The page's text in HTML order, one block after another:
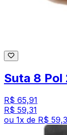
Suta 8
R$ 65,91
R$ 59,31
ou 1x de R$